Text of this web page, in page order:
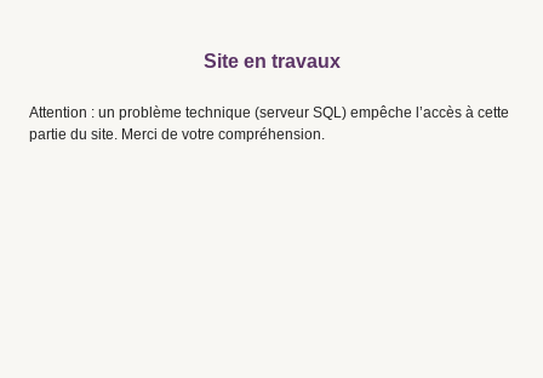
Site en travaux
Attention : un problème technique (serveur SQL) empêche l’accès à cette
partie du site. Merci de votre compréhension.